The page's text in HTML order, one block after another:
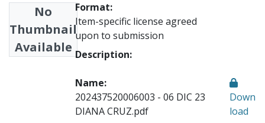
No
Thumbnail
Available
Format:
Item-specific license agreed
upon to submission
Description:
Name:
202437520006003 - 06 DIC 23
DIANA CRUZ.pdf
Down
load